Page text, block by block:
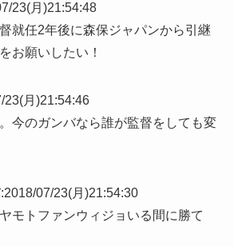
23(月)21:54:48
就任2年後に森保ジャパンから引継
お願いしたい！
23(月)21:54:46
のガンバなら誰が監督をしても変
:2018/07/23(月)21:54:30
モトファンウィジョいる間に勝て